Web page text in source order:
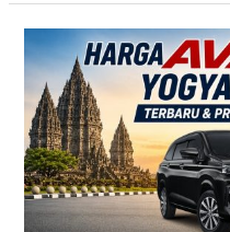
TERBARU!
Harga
Toyota
Avanza
Yogyakarta
–
Promo